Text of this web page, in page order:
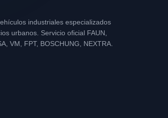
industriales especializados
urbanos. Servicio oficial FAUN,
VM, FPT, BOSCHUNG, NEXTRA.